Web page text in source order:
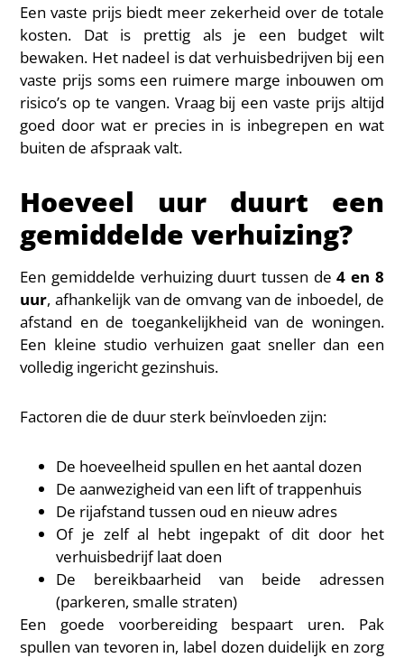
Een vaste prijs biedt meer zekerheid over de totale
kosten. Dat is prettig als je een budget wilt
bewaken. Het nadeel is dat verhuisbedrijven bij een
vaste prijs soms een ruimere marge inbouwen om
risico’s op te vangen. Vraag bij een vaste prijs altijd
goed door wat er precies in is inbegrepen en wat
buiten de afspraak valt.
Hoeveel uur duurt een
gemiddelde verhuizing?
Een gemiddelde verhuizing duurt tussen de4 en 8
uur, afhankelijk van de omvang van de inboedel, de
afstand en de toegankelijkheid van de woningen.
Een kleine studio verhuizen gaat sneller dan een
volledig ingericht gezinshuis.
Factoren die de duur sterk beïnvloeden zijn:
De hoeveelheid spullen en het aantal dozen
De aanwezigheid van een lift of trappenhuis
De rijafstand tussen oud en nieuw adres
Of je zelf al hebt ingepakt of dit door het
verhuisbedrijf laat doen
De bereikbaarheid van beide adressen
(parkeren, smalle straten)
Een goede voorbereiding bespaart uren. Pak
spullen van tevoren in, label dozen duidelijk en zorg